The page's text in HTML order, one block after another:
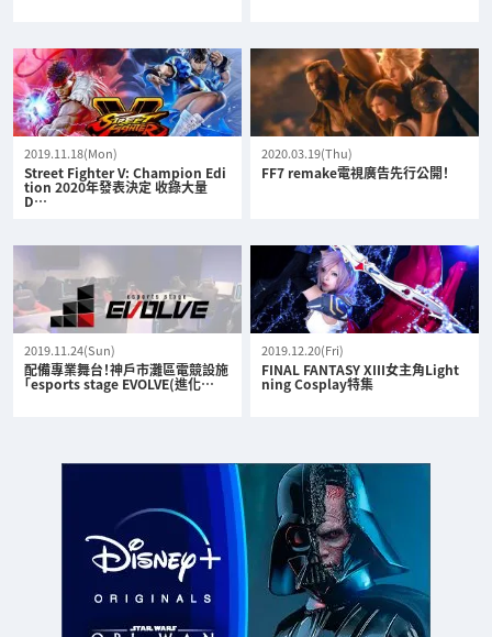
2019.11.18(Mon)
Street Fighter V: Champion Edi
tion 2020年發表決定 收錄大量
D…
2020.03.19(Thu)
FF7 remake電視廣告先行公開！
2019.11.24(Sun)
配備專業舞台！神戶市灘區電競設施
「esports stage EVOLVE(進化…
2019.12.20(Fri)
FINAL FANTASY XIII女主角Light
ning Cosplay特集